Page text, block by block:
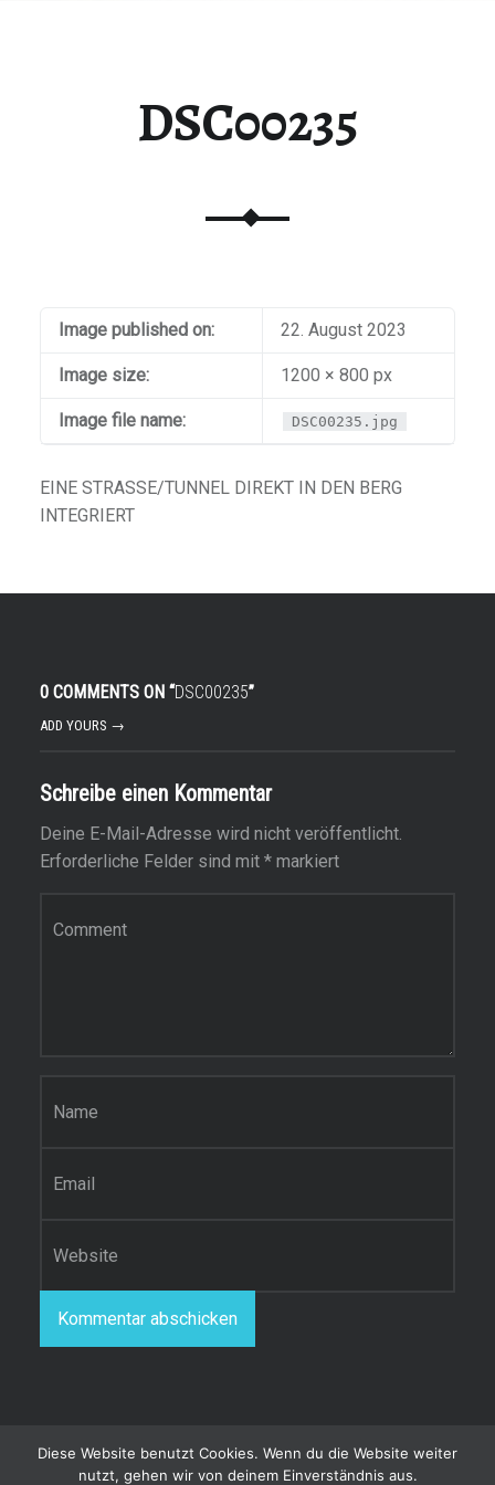
DSC00235
Image published on: 22. August 2023
Image size: 1200 × 800 px
Image file name: DSC00235.jpg
EINE STRASSE/TUNNEL DIREKT IN DEN BERG I
NTEGRIERT
0 COMMENTS ON “DSC00235”
ADD YOURS →
Schreibe einen Kommentar
Deine E-Mail-Adresse wird nicht veröffentlicht.
Erforderliche Felder sind mit *markiert
Diese Website benutzt Cookies. Wenn du die Website weiter
nutzt, gehen wir von deinem Einverständnis aus.